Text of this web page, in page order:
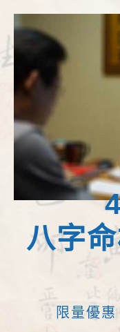
八字
限量優